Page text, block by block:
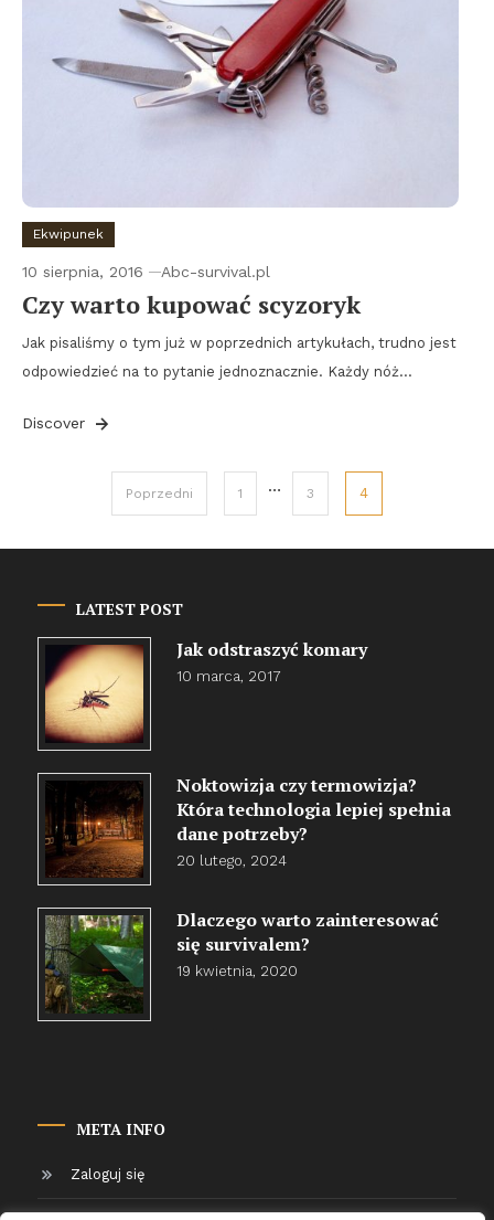
Ekwipunek
10 sierpnia, 2016 Abc-survival.pl
Czy warto kupować scyzoryk
Jak pisaliśmy o tym już w poprzednich artykułach, trudno jest
odpowiedzieć na to pytanie jednoznacznie. Każdy nóż…
Discover
Stronicowanie
wpisów
Poprzedni 1 … 3 4
LATEST POST
Jak odstraszyć komary
10 marca, 2017
Noktowizja czy termowizja?
Która technologia lepiej spełnia
dane potrzeby?
20 lutego, 2024
Dlaczego warto zainteresować
się survivalem?
19 kwietnia, 2020
META INFO
Zaloguj się